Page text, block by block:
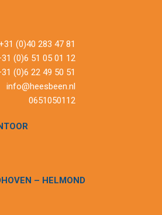
(0)40 283 47 81
(0)6 51 05 01 12
(0)6 22 49 50 51
info@heesbeen.nl
0651050112
– HELMOND